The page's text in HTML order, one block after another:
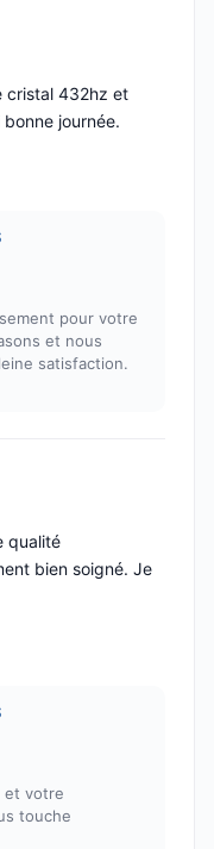
cristal 432hz et
journée.
pour votre
et nous
satisfaction.
qualité
bien soigné. Je
et votre
touche